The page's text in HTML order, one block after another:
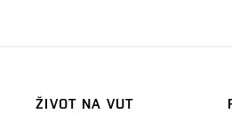
ŽIVOT NA VUT